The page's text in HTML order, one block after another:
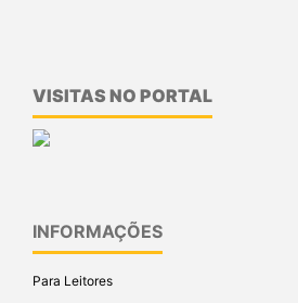
VISITAS NO PORTAL
INFORMAÇÕES
Para Leitores